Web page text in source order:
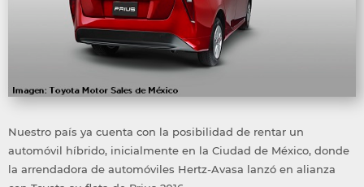
Nuestro país ya cuenta con la posibilidad de rentar un
automóvil híbrido, inicialmente en la Ciudad de México, donde
la arrendadora de automóviles Hertz-Avasa lanzó en alianza